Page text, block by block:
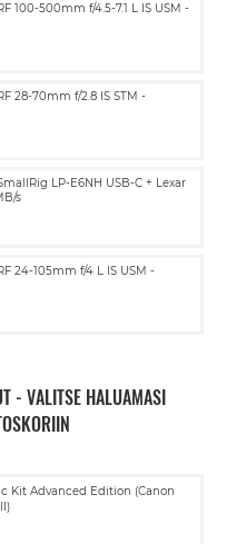
100-500mm f/4.5-7.1 L IS USM -
28-70mm f/2.8 IS STM -
LP-E6NH USB-C + Lexar
s
24-105mm f/4 L IS USM -
- VALITSE HALUAMASI
Kit Advanced Edition (Canon